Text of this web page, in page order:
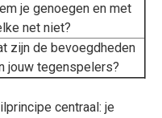
je genoegen en met
net niet?
zijn de bevoegdheden
jouw tegenspelers?
centraal: je